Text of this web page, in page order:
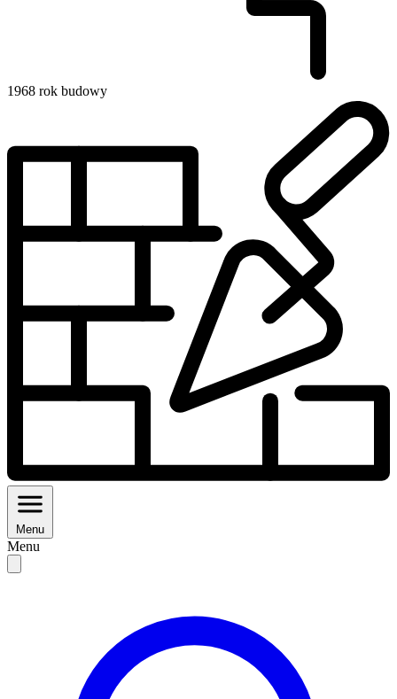
1968 rok budowy
Menu
Menu